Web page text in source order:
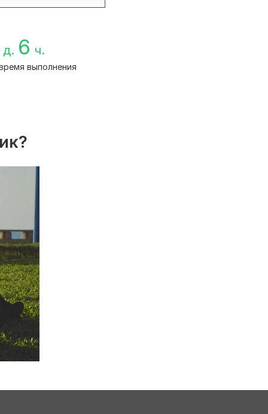
д. 6 ч.
выполнения